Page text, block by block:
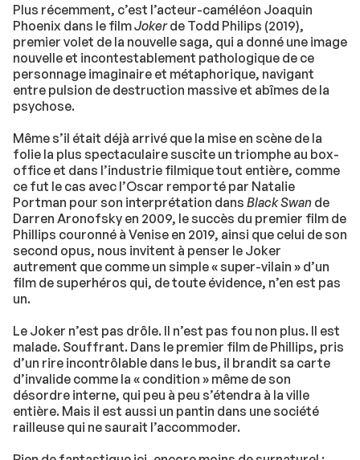
Plus récemment, c’est l’acteur-caméléon Joaquin
Phoenix dans le filmJokerde Todd Philips (2019),
premier volet de la nouvelle saga, qui a donné une image
nouvelle et incontestablement pathologique de ce
personnage imaginaire et métaphorique, navigant
entre pulsion de destruction massive et abîmes de la
psychose.
Même s’il était déjà arrivé que la mise en scène de la
folie la plus spectaculaire suscite un triomphe au box-
office et dans l’industrie filmique tout entière, comme
ce fut le cas avec l’Oscar remporté par Natalie
Portman pour son interprétation dans Black Swan de
Darren Aronofsky en 2009, le succès du premier film de
Phillips couronné à Venise en 2019, ainsi que celui de son
second opus, nous invitent à penser le Joker
autrement que comme un simple « super-vilain » d’un
film de superhéros qui, de toute évidence, n’en est pas
un.
Le Joker n’est pas drôle. Il n’est pas fou non plus. Il est
malade. Souffrant. Dans le premier film de Phillips, pris
d’un rire incontrôlable dans le bus, il brandit sa carte
d’invalide comme la « condition » même de son
désordre interne, qui peu à peu s’étendra à la ville
entière. Mais il est aussi un pantin dans une société
railleuse qui ne saurait l’accommoder.